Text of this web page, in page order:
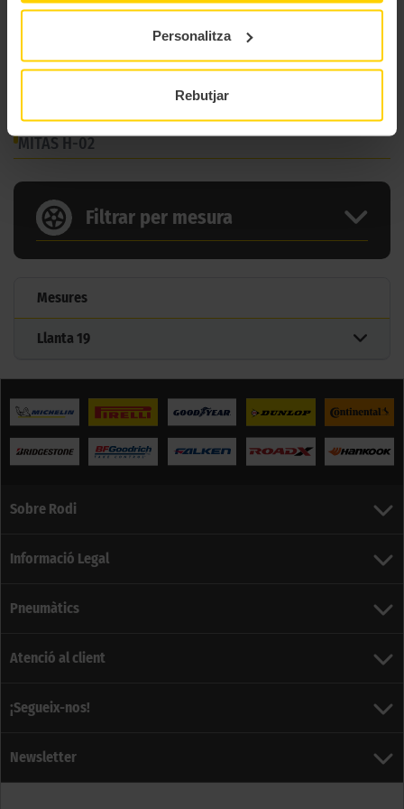
Personalitza
Rebutjar
Model
H 02
Sidecar
Tipus
Sidecar
8 MIDES DEL PNEUMÀTIC
MITAS H-02
Filtrar per mesura
Mesures
Llanta 19
Sobre Rodi
Informació Legal
Pneumàtics
Atenció al client
¡Segueix-nos!
Newsletter